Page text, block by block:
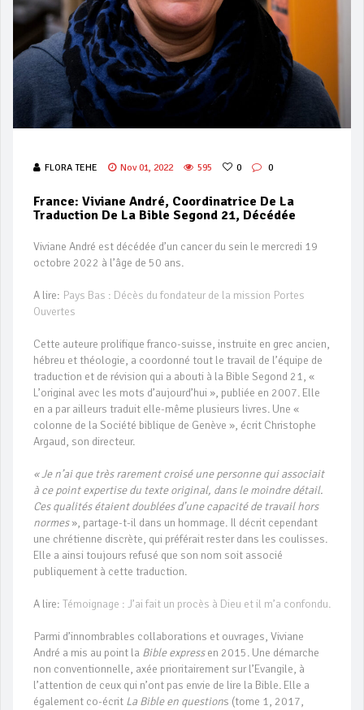
FLORA TEHE Nov 01, 2022 595 0 0
France: Viviane André, Coordinatrice De La
Traduction De La Bible Segond 21, Décédée
Viviane André est décédée d’un cancer du sein le mercredi 19
octobre 2022 à l’âge de 50 ans.
A lire: Pays Bas : Décès du fondateur de la mission Portes
Ouvertes
Cette auteure prolifique franco-suisse, instruite en grec ancien,
hébreu et théologie, a coordonné tout le travail de l’équipe de
traduction et de révision qui a abouti à la Bible Segond 21, «
L’original avec les mots d’aujourd’hui », publiée en 2007. Elle
en a par ailleurs traduit elle-même plusieurs livres. Une «
colonne de la Société biblique de Genève », écrit Christophe
Argaud, son directeur.
« Je n’ai que très rarement croisé une personne qui associait
à ce point expertise du texte original, dans le moindre détail.
Ces qualités étaient doublées d’une capacité de travail hors
normes», partage-t-il dans un hommage. Il décrit cependant
une chrétienne discrète, qui préférait rester dans les coulisses.
Elle a ainsi toujours refusé que son nom soit associé
publiquement à cette traduction.
A lire: Témoignage : J’ai fait un procès à Dieu et il m’a confondu.
Parmi d’innombrables collaborations et ouvrages, Viviane
André a mis au point la Bible expressen 2015. Une démarche
non conventionnelle, axée prioritairement sur l’Evangile, à
l’attention de ceux qui n’ont pas envie de lire la Bible. Elle a
également co-écrit La Bible en questions (tome 1, 2017,